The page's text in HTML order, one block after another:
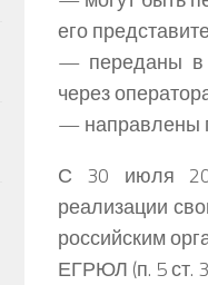
его
— переданы в
через
— направлены
С 30 июля
реализации
российским
ЕГРЮЛ (п. 5 ст.